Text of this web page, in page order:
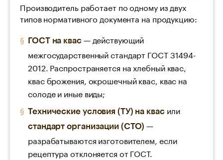
Производитель работает по одному из двух
типов нормативного документа на продукцию:
ГОСТ на квас— действующий
межгосударственный стандарт ГОСТ 31494-
2012. Распространяется на хлебный квас,
квас брожения, окрошечный квас, квас на
солоде и иные виды;
Технические условия (ТУ) на квасили
стандарт организации (СТО) —
разрабатываются изготовителем, если
рецептура отклоняется от ГОСТ.